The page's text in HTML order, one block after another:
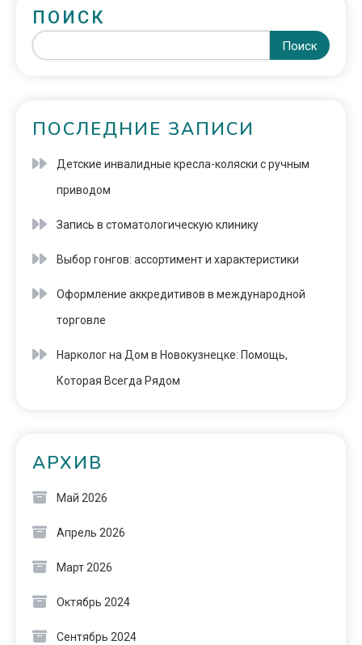
ПОИСК
Поиск
ПОСЛЕДНИЕ ЗАПИСИ
Детские инвалидные кресла-коляски с ручным
приводом
Запись в стоматологическую клинику
Выбор гонгов: ассортимент и характеристики
Оформление аккредитивов в международной
торговле
Нарколог на Дом в Новокузнецке: Помощь,
Которая Всегда Рядом
АРХИВ
Май 2026
Апрель 2026
Март 2026
Октябрь 2024
Сентябрь 2024